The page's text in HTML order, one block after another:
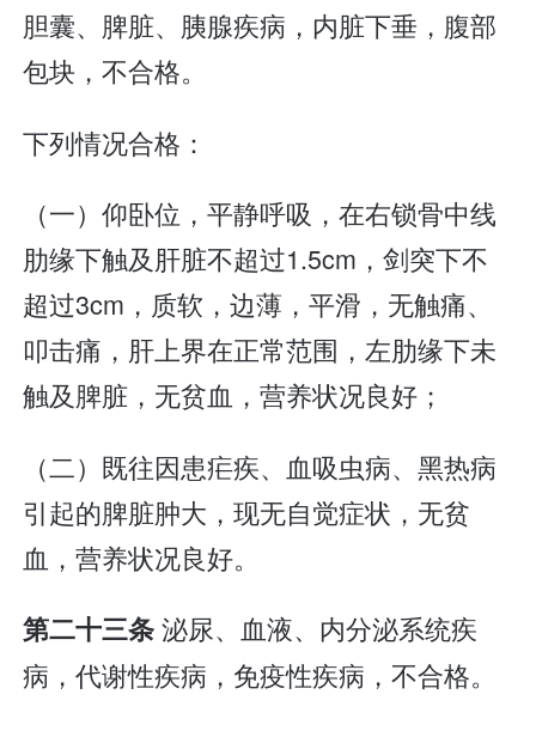
胆囊、脾脏、胰腺疾病，内脏下垂，腹部
包块，不合格。
下列情况合格：
（一）仰卧位，平静呼吸，在右锁骨中线
肋缘下触及肝脏不超过1.5cm，剑突下不
超过3cm，质软，边薄，平滑，无触痛、
叩击痛，肝上界在正常范围，左肋缘下未
触及脾脏，无贫血，营养状况良好；
（二）既往因患疟疾、血吸虫病、黑热病
引起的脾脏肿大，现无自觉症状，无贫
血，营养状况良好。
第二十三条泌尿、血液、内分泌系统疾
病，代谢性疾病，免疫性疾病，不合格。